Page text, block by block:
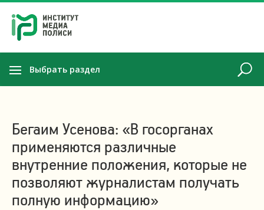
Выбрать раздел
Бегаим Усенова: «В госорганах
применяются различные
внутренние положения, которые не
позволяют журналистам получать
полную информацию»